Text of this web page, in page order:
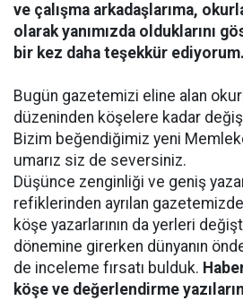
ve çalışma arkadaşlarıma,
olarak yanımızda olduklarını
bir kez daha teşekkür ediyorum.
Bugün gazetemizi eline alan
düzeninden köşelere kadar
Bizim beğendiğimiz yeni
umarız siz de seversiniz.
Düşünce zenginliği ve geniş
refiklerinden ayrılan
köşe yazarlarının da yerleri
dönemine girerken dünyanın
de inceleme fırsatı bulduk.
köşe ve değerlendirme